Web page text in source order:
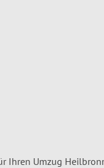
Ihren Umzug